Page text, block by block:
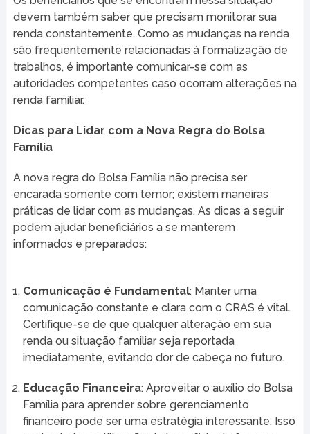
devem também saber que precisam monitorar sua
renda constantemente. Como as mudanças na renda
são frequentemente relacionadas à formalização de
trabalhos, é importante comunicar-se com as
autoridades competentes caso ocorram alterações na
renda familiar.
Dicas para Lidar com a Nova Regra do Bolsa
Família
A nova regra do Bolsa Família não precisa ser
encarada somente com temor; existem maneiras
práticas de lidar com as mudanças. As dicas a seguir
podem ajudar beneficiários a se manterem
informados e preparados:
Comunicação é Fundamental: Manter uma
comunicação constante e clara com o CRAS é vital.
Certifique-se de que qualquer alteração em sua
renda ou situação familiar seja reportada
imediatamente, evitando dor de cabeça no futuro.
Educação Financeira: Aproveitar o auxílio do Bolsa
Família para aprender sobre gerenciamento
financeiro pode ser uma estratégia interessante. Isso